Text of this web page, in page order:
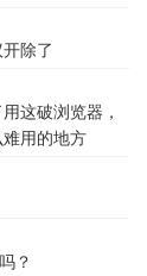
除了
这破浏览器，
用的地方
？